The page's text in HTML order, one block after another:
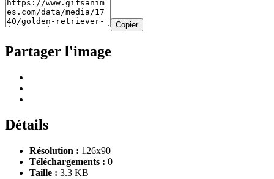
Copier
Partager l'image
Détails
Résolution : 126x90
Téléchargements : 0
Taille : 3.3 KB